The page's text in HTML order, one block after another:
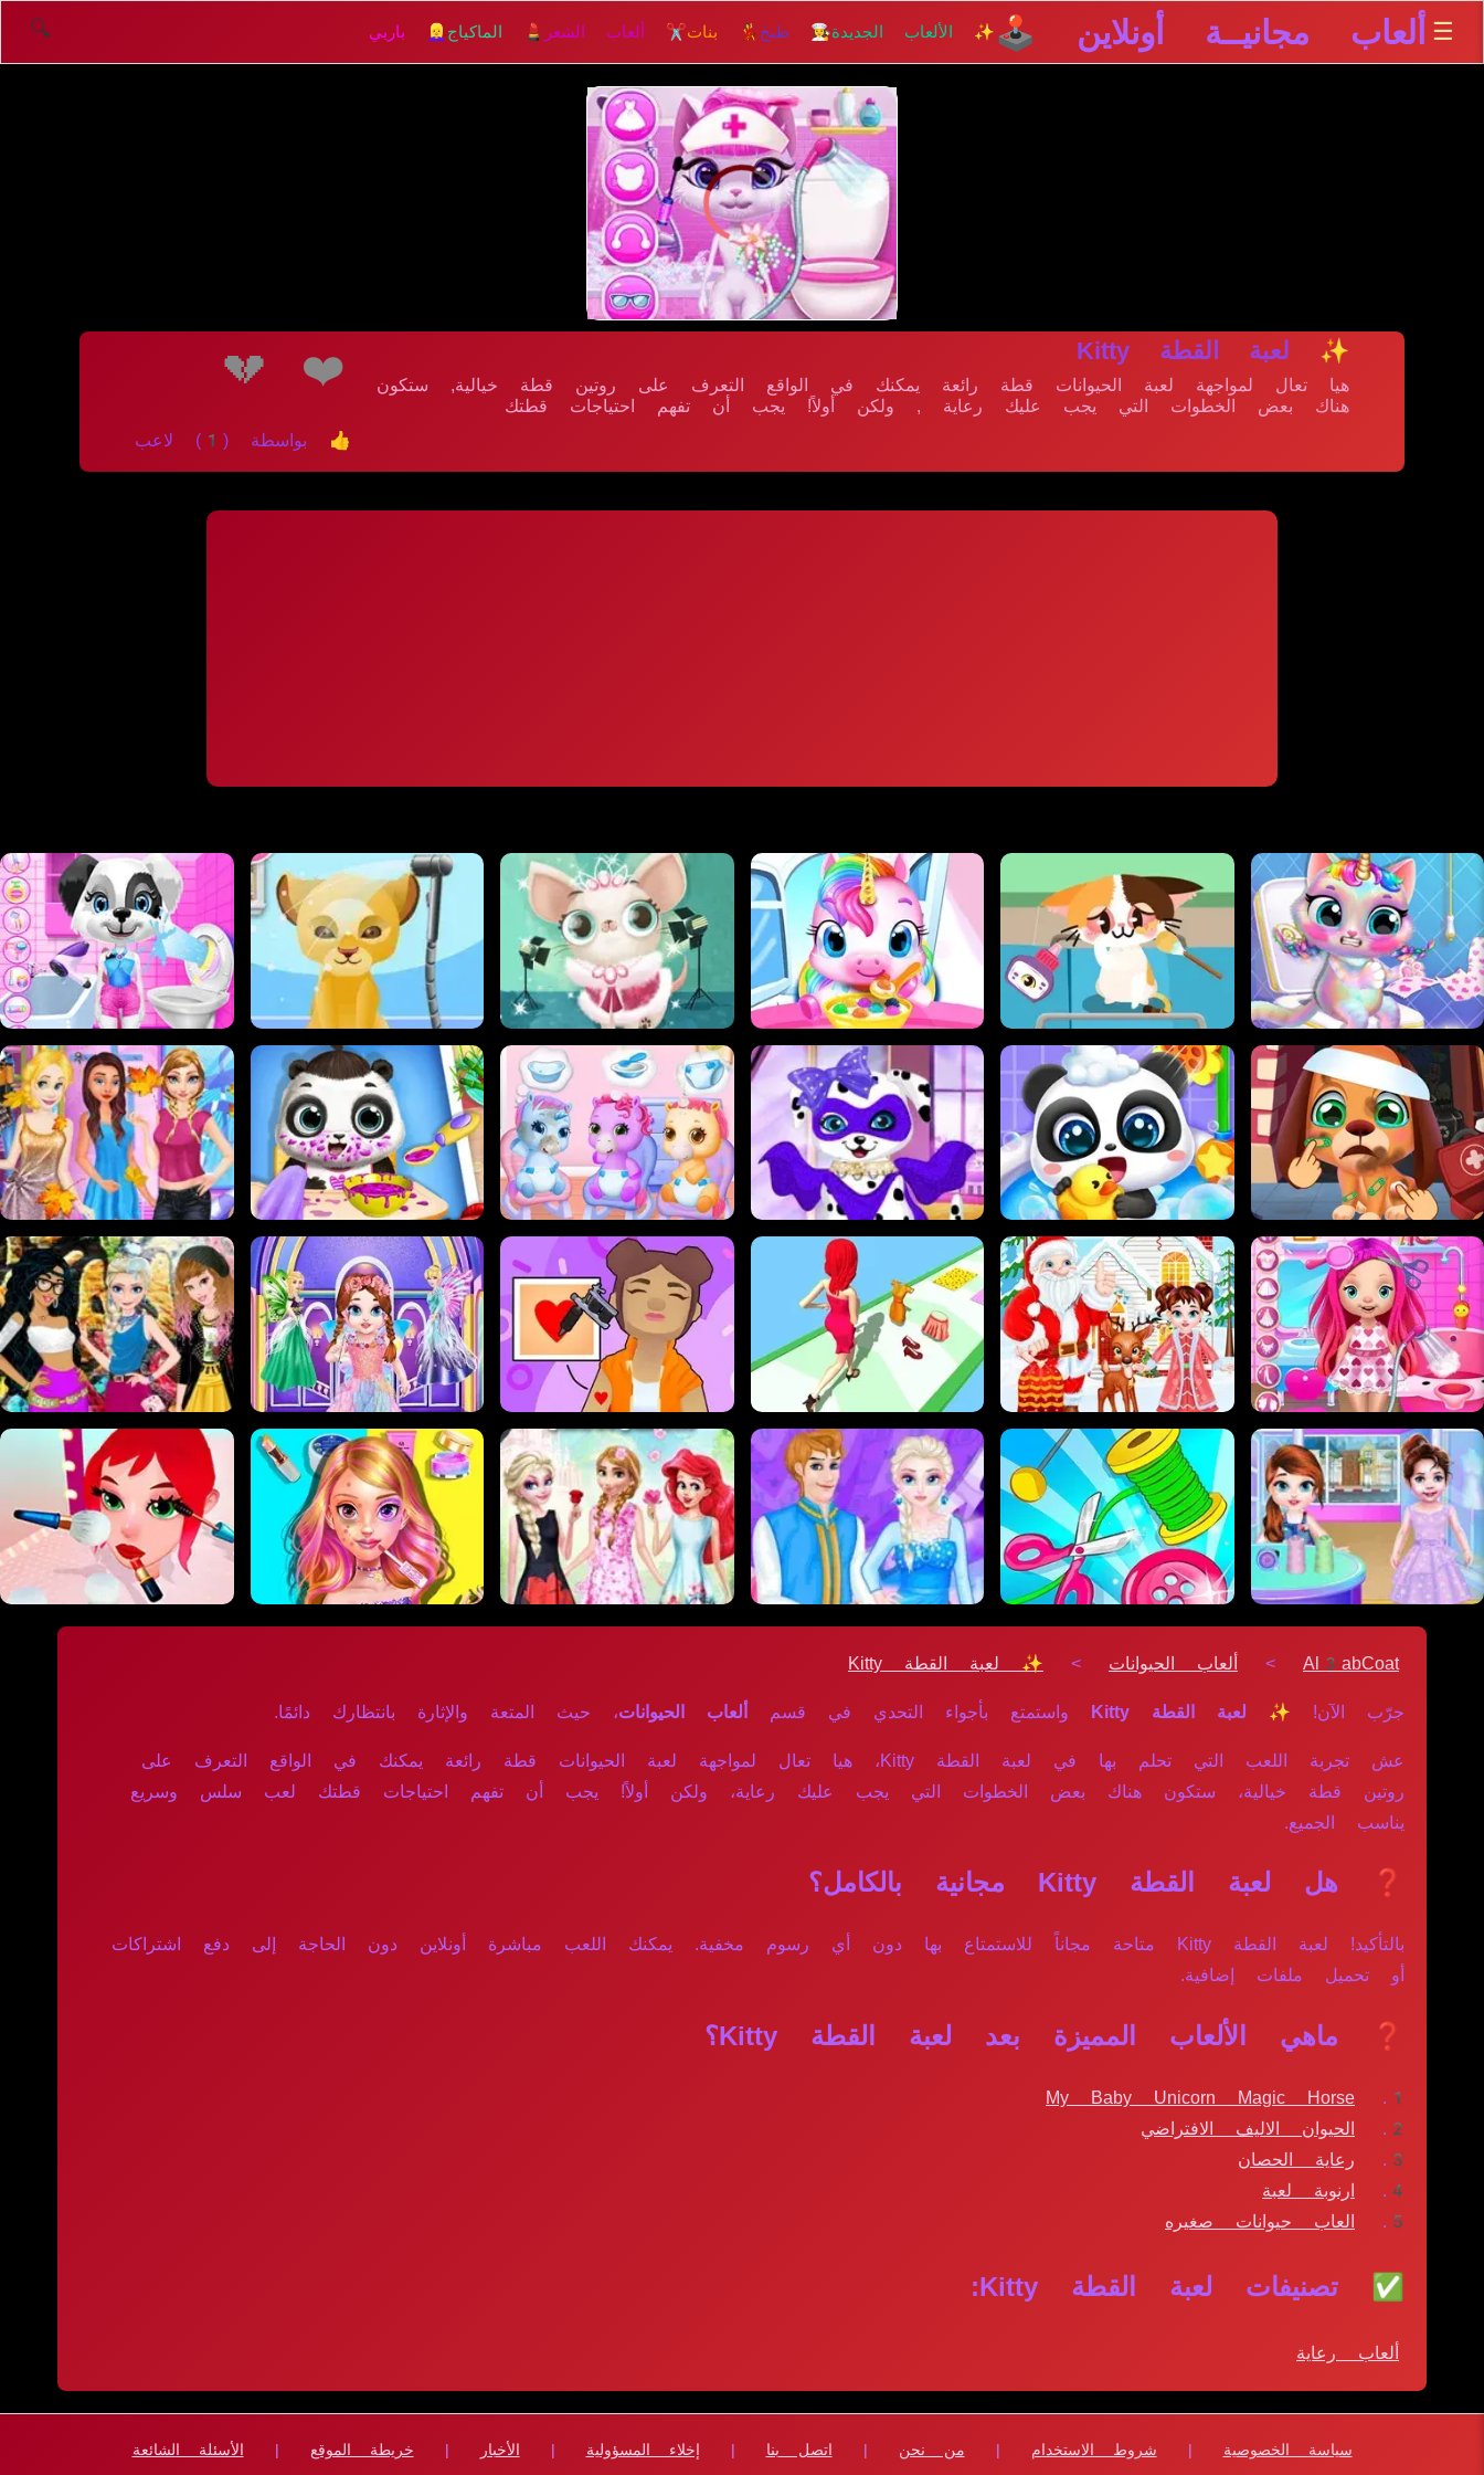
☰ ألعاب مجانيــة أونلاين 🕹️ ✨ الألعاب الجديدة👩‍🍳 طبخ 💃 بنات✂️ ألعاب الشعر 💄 الماكياج 👱‍♀️ باربي 🔍
إلعــــب
❤️
💔
👍 بواسطة (1) لاعب
✨ لعبة القطة Kitty
هيا تعال لمواجهة لعبة الحيوانات قطة رائعة يمكنك في الواقع التعرف على روتين قطة خيالية, ستكون
هناك بعض الخطوات التي يجب عليك رعاية , ولكن أولاً! يجب أن تفهم احتياجات قطتك
Al3abCoat
> ألعاب الحيوانات > ✨ لعبة القطة Kitty
جرّب الآن! ✨ لعبة القطة Kitty واستمتع بأجواء التحدي في قسم ألعاب الحيوانات، حيث المتعة والإثارة بانتظارك دائمًا.
عش تجربة اللعب التي تحلم بها في لعبة القطة Kitty، هيا تعال لمواجهة لعبة الحيوانات قطة رائعة يمكنك في الواقع التعرف على
روتين قطة خيالية، ستكون هناك بعض الخطوات التي يجب عليك رعاية، ولكن أولاً! يجب أن تفهم احتياجات قطتك لعب سلس وسريع
يناسب الجميع.
❓ هل لعبة القطة Kitty مجانية بالكامل؟
بالتأكيد! لعبة القطة Kitty متاحة مجاناً للاستمتاع بها دون أي رسوم مخفية. يمكنك اللعب مباشرة أونلاين دون الحاجة إلى دفع اشتراكات
أو تحميل ملفات إضافية.
❓ ماهي الألعاب المميزة بعد لعبة القطة Kitty؟
My Baby Unicorn Magic Horse
الحيوان الاليف الافتراضي
رعاية الحصان
ارنوبة لعبة
العاب حيوانات صغيره
✅ تصنيفات لعبة القطة Kitty:
ألعاب رعاية
سياسة الخصوصية | شروط الاستخدام | من نحن | اتصل بنا | إخلاء المسؤولية | الأخبار | خريطة الموقع | الأسئلة الشائعة